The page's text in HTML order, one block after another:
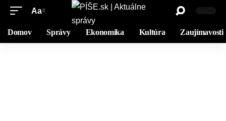
Aa
Domov Správy Ekonomika Kultúra Zaujímavosti